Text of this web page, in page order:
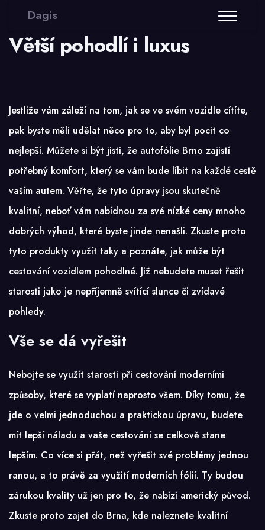
Dagis
Větší pohodlí i luxus
Jestliže vám záleží na tom, jak se ve svém vozidle cítíte,
pak byste měli udělat něco pro to, aby byl pocit co
nejlepší. Můžete si být jisti, že autofólie Brno zajistí
potřebný komfort, který se vám bude líbit na každé cestě
vaším autem. Věřte, že tyto úpravy jsou skutečně
kvalitní, neboť vám nabídnou za své nízké ceny mnoho
dobrých výhod, které byste jinde nenašli. Zkuste proto
tyto produkty využít taky a poznáte, jak může být
cestování vozidlem pohodlné. Již nebudete muset řešit
starosti jako je nepříjemně svítící slunce či zvídavé
pohledy.
Vše se dá vyřešit
Nebojte se využít starosti při cestování moderními
způsoby, které se vyplatí naprosto všem. Díky tomu, že
jde o velmi jednoduchou a praktickou úpravu, budete
mít lepší náladu a vaše cestování se celkově stane
lepším. Co více si přát, než vyřešit své problémy jednou
ranou, a to právě za využití moderních fólií. Ty budou
zárukou kvality už jen pro to, že nabízí americký původ.
Zkuste proto zajet do Brna, kde naleznete kvalitní